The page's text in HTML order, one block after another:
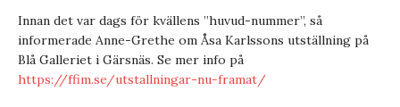
Innan det var dags för kvällens ”huvud-nummer”, så
informerade Anne-Grethe om Åsa Karlssons utställning på
Blå Galleriet i Gärsnäs. Se mer info på
https://ffim.se/utstallningar-nu-framat/